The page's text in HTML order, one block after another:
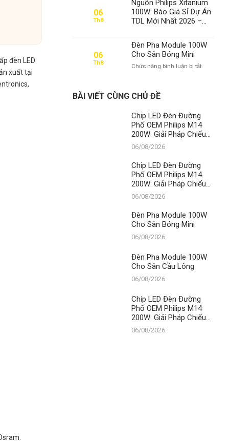
đèn LED
xuất tại
Thành Đạt LED
06
Th8
Nguồn Philips Xitanium
100W: Báo Giá Sỉ Dự Án
TDL Mới Nhất 2026 –
06
Th8
Đèn Pha Module 100W
Cho Sân Bóng Mini
Chức năng bình luận bị tắtở
Bóng
Mini
BÀI VIẾT CÙNG CHỦ ĐỀ
Chip LED Đèn Đường
Phố OEM Philips M14
200W: Giải Pháp Chiếu
Sáng Đỉnh Cao, Khẳng
Định Vị Thế Số 1 Của
Thành Đạt LED
06/08/2026
Chip LED Đèn Đường
Phố OEM Philips M14
200W: Giải Pháp Chiếu
Sáng Đỉnh Cao, Khẳng
Định Vị Thế Số 1 Của
Thành Đạt LED
06/08/2026
Đèn Pha Module 100W
Cho Sân Bóng Mini
06/08/2026
Đèn Pha Module 100W
Cho Sân Cầu Lông
06/08/2026
Chip LED Đèn Đường
Phố OEM Philips M14
200W: Giải Pháp Chiếu
Sáng Đỉnh Cao, Khẳng
Định Vị Thế Số 1 Của
06/08/2026